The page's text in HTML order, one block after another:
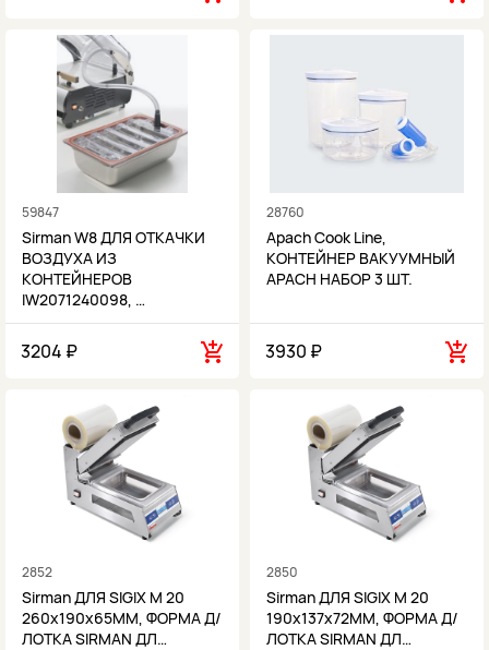
59847
Sirman W8 ДЛЯ ОТКАЧКИ
ВОЗДУХА ИЗ
КОНТЕЙНЕРОВ
IW2071240098, …
3204 ₽
28760
Apach Cook Line,
КОНТЕЙНЕР ВАКУУМНЫЙ
APACH НАБОР 3 ШТ.
3930 ₽
2852
Sirman ДЛЯ SIGIX M 20
260x190x65MM, ФОРМА Д/
ЛОТКА SIRMAN ДЛ…
2850
Sirman ДЛЯ SIGIX M 20
190x137x72MM, ФОРМА Д/
ЛОТКА SIRMAN ДЛ…